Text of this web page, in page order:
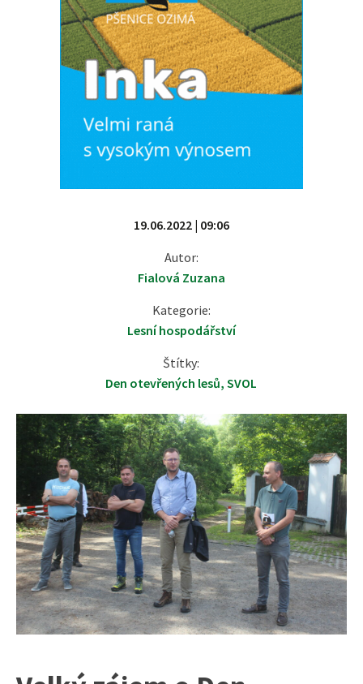
19.06.2022 | 09:06
Autor:
Fialová Zuzana
Kategorie:
Lesní hospodářství
Štítky:
Den otevřených lesů,SVOL